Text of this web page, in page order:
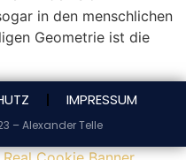
in den menschlichen
Geometrie ist die
IMPRESSUM
– Alexander Telle